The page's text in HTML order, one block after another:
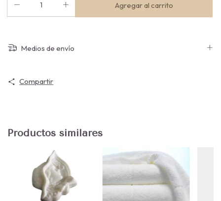
Medios de envío
Compartir
Productos similares